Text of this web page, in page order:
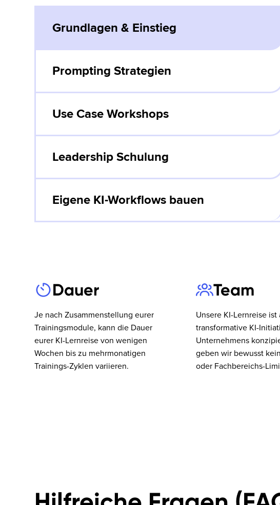
Grundlagen & Einstieg
Prompting Strategien
Use Case Workshops
Leadership Schulung
Eigene KI-Workflows bauen
Dauer
Je nach Zusammenstellung eurer
Trainingsmodule, kann die Dauer
eurer KI-Lernreise von wenigen
Wochen bis zu mehrmonatigen
Trainings-Zyklen variieren.
Team
Unsere KI-Lernreise ist
transformative KI-
Unternehmens
geben wir bewusst
oder Fachbereichs-